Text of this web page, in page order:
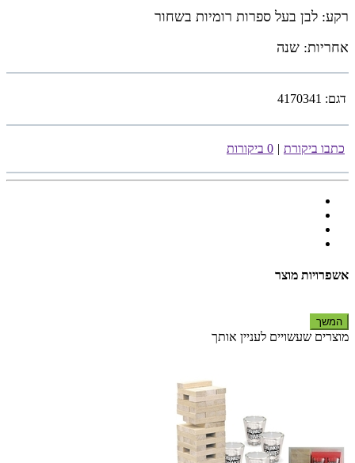
רקע: לבן בעל ספרות רומיות בשחור
אחריות: שנה
דגם: 4170341
כתבו ביקורת | 0 ביקורות
אשפרויות מוצר
המשך
מוצרים שעשויים לעניין אותך